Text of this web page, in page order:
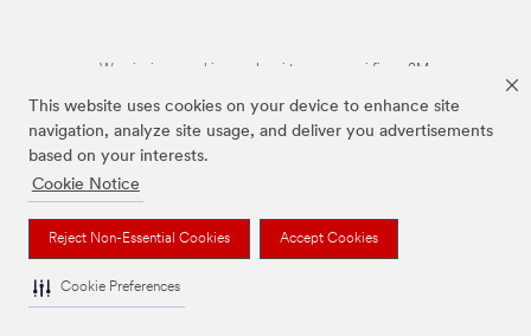
This website uses cookies on your device to enhance site
navigation, analyze site usage, and deliver you advertisements
based on your interests.
Cookie Notice
Reject Non-Essential Cookies Accept Cookies
Cookie Preferences
Wymienione marki są znakami towarowymi firmy 3M.